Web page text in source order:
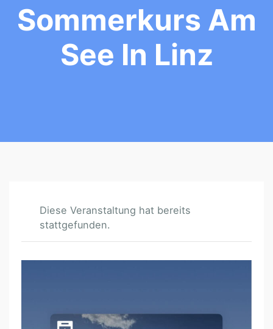
Sommerkurs Am
See In Linz
Diese Veranstaltung hat bereits
stattgefunden.